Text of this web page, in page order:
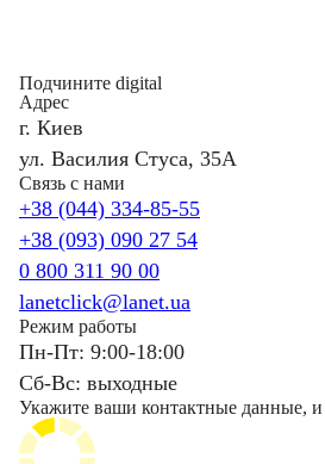
Подчините digital
Адрес
г. Киев
ул. Василия Стуса, 35А
Связь с нами
+38 (044) 334-85-55
+38 (093) 090 27 54
0 800 311 90 00
lanetclick@lanet.ua
Режим работы
Пн-Пт: 9:00-18:00
Сб-Вс: выходные
Укажите ваши контактные данные,